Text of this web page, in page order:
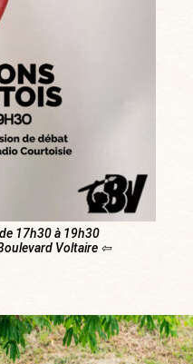
17h30 à 19h30
Voltaire ⇦